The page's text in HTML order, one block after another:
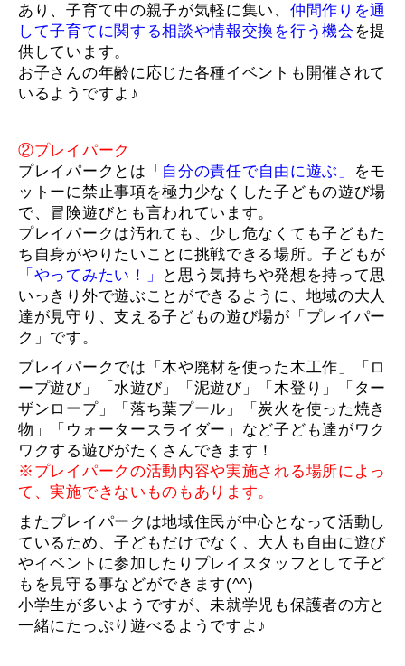
あり、子育て中の親子が気軽に集い、 仲間作りを通
して子育てに関する相談や情報交換を行う機会 を提
供しています。
お子さんの年齢に応じた各種イベントも開催されて
いるようですよ♪
②プレイパーク
プレイパークとは 「自分の責任で自由に遊ぶ」
をモ
ットーに禁止事項を極力少なくした子どもの遊び場
で、冒険遊びとも言われています。
プレイパークは汚れても、少し危なくても子どもた
ち自身がやりたいことに挑戦できる場所。子どもが
「やってみたい！」
と思う気持ちや発想を持って思
いっきり外で遊ぶことができるように、地域の大人
達が見守り、支える子どもの遊び場が「プレイパー
ク」です。
プレイパークでは「木や廃材を使った木工作」「ロ
ープ遊び」「水遊び」「泥遊び」「木登り」「ター
ザンロープ」「落ち葉プール」「炭火を使った焼き
物」「ウォータースライダー」など子ども達がワク
ワクする遊びがたくさんできます！
※プレイパークの活動内容や実施される場所によっ
て、実施できないものもあります。
またプレイパークは地域住民が中心となって活動し
ているため、子どもだけでなく、大人も自由に遊び
やイベントに参加したりプレイスタッフとして子ど
もを見守る事などができます(^^)
小学生が多いようですが、未就学児も保護者の方と
一緒にたっぷり遊べるようですよ♪